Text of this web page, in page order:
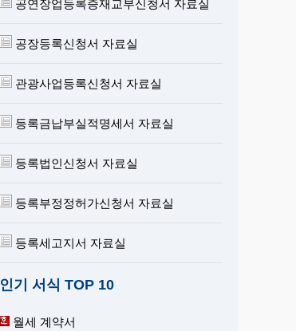
공연장업등록증재교부신청서 자료실
공장등록신청서 자료실
관광사업등록신청서 자료실
등록금납부실적명세서 자료실
등록법인신청서 자료실
등록부정정허가신청서 자료실
등록세고지서 자료실
인기 서식 TOP 10
월세 계약서